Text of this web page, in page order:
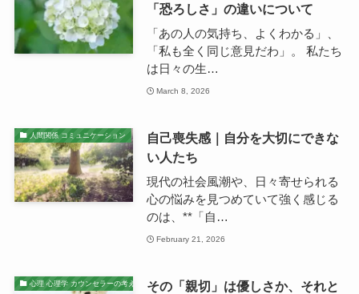
「恐ろしさ」の違いについて
「あの人の気持ち、よくわかる」、
「私も全く同じ意見だわ」。 私たち
は日々の生…
March 8, 2026
人間関係 コミュニケーション
自己喪失感｜自分を大切にできな
い人たち
現代の社会風潮や、日々寄せられる
心の悩みを見つめていて強く感じる
のは、**「自…
February 21, 2026
心理 心理学 カウンセラーの考え
その「親切」は優しさか、それと